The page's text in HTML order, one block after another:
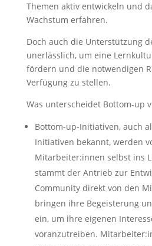
Themen aktiv entwickeln und
Wachstum erfahren.
Doch auch die Unterstützung
unerlässlich, um eine
fördern und die notwendigen
Verfügung zu stellen.
Was unterscheidet Bottom-up
Bottom-up-Initiativen, auch
Initiativen bekannt, werden
Mitarbeiter:innen selbst ins
stammt der Antrieb zur
Community direkt von den
bringen ihre Begeisterung
ein, um ihre eigenen
voranzutreiben.